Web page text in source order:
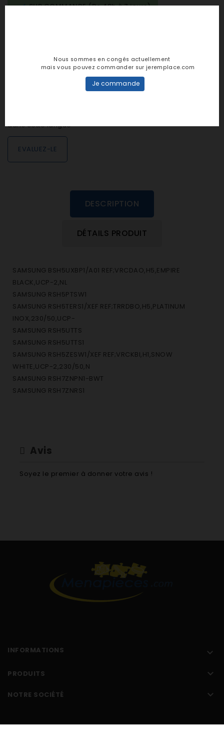
SUR COMMANDE (De 48h à 7 jours)
Notes et avis clients
dans cette langue
EVALUEZ-LE
DESCRIPTION
DÉTAILS PRODUIT
SAMSUNG BSH5UXBP1/A01 REF;VRCDAO,H5,EMPIRE
BLACK,UCP-2,NL
SAMSUNG RSH5PTSW1
SAMSUNG RSH5TERS1/XEF REF;TRRDBO,H5,PLATINUM
INOX,230/50,UCP-
SAMSUNG RSH5UTTS
SAMSUNG RSH5UTTS1
SAMSUNG RSH5ZESW1/XEF REF;VRCKBI,H1,SNOW
WHITE,UCP-2,230/50,N
SAMSUNG RSH7ZNPN1-BWT
SAMSUNG RSH7ZNRS1
Avis
Soyez le premier à donner votre avis !
INFORMATIONS 
PRODUITS 
NOTRE SOCIÉTÉ 
Nous sommes en congés actuellement
mais vous pouvez commander sur jeremplace.com
Je commande